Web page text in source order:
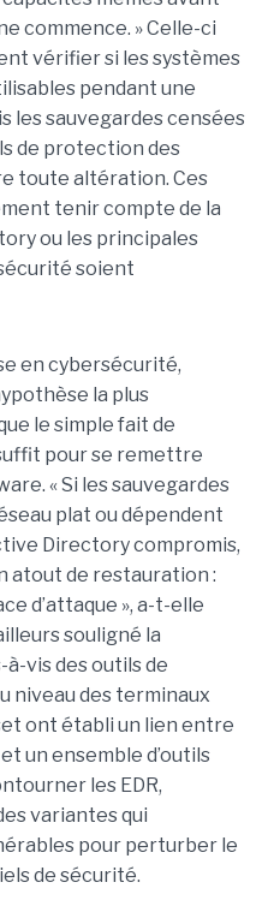
commence. » Celle-ci
vérifier si les systèmes
pendant une
les sauvegardes censées
de protection des
toute altération. Ces
tenir compte de la
ou les principales
soient
en cybersécurité,
la plus
le simple fait de
pour se remettre
« Si les sauvegardes
plat ou dépendent
Directory compromis,
atout de restauration :
d’attaque », a-t-elle
souligné la
vis des outils de
niveau des terminaux
ont établi un lien entre
un ensemble d’outils
les EDR,
variantes qui
pour perturber le
de sécurité.